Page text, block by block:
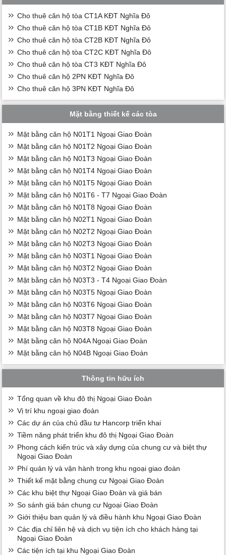
Cho thuê căn hộ tòa CT1A KĐT Nghĩa Đô
Cho thuê căn hộ tòa CT1B KĐT Nghĩa Đô
Cho thuê căn hộ tòa CT2B KĐT Nghĩa Đô
Cho thuê căn hộ tòa CT2C KĐT Nghĩa Đô
Cho thuê căn hộ tòa CT3 KĐT Nghĩa Đô
Cho thuê căn hộ 2PN KĐT Nghĩa Đô
Cho thuê căn hộ 3PN KĐT Nghĩa Đô
Mặt bằng thiết kế các tòa
Mặt bằng căn hộ N01T1 Ngoại Giao Đoàn
Mặt bằng căn hộ N01T2 Ngoại Giao Đoàn
Mặt bằng căn hộ N01T3 Ngoại Giao Đoàn
Mặt bằng căn hộ N01T4 Ngoại Giao Đoàn
Mặt bằng căn hộ N01T5 Ngoại Giao Đoàn
Mặt bằng căn hộ N01T6 - T7 Ngoại Giao Đoàn
Mặt bằng căn hộ N01T8 Ngoại Giao Đoàn
Mặt bằng căn hộ N02T1 Ngoại Giao Đoàn
Mặt bằng căn hộ N02T2 Ngoại Giao Đoàn
Mặt bằng căn hộ N02T3 Ngoại Giao Đoàn
Mặt bằng căn hộ N03T1 Ngoại Giao Đoàn
Mặt bằng căn hộ N03T2 Ngoại Giao Đoàn
Mặt bằng căn hộ N03T3 - T4 Ngoại Giao Đoàn
Mặt bằng căn hộ N03T5 Ngoại Giao Đoàn
Mặt bằng căn hộ N03T6 Ngoại Giao Đoàn
Mặt bằng căn hộ N03T7 Ngoại Giao Đoàn
Mặt bằng căn hộ N03T8 Ngoại Giao Đoàn
Mặt bằng căn hộ N04A Ngoại Giao Đoàn
Mặt bằng căn hộ N04B Ngoại Giao Đoàn
Thông tin hữu ích
Tổng quan về khu đô thị Ngoại Giao Đoàn
Vị trí khu ngoại giao đoàn
Các dự án của chủ đầu tư Hancorp triển khai
Tiềm năng phát triển khu đô thị Ngoại Giao Đoàn
Phong cách kiến trúc và xây dựng của chung cư và biệt thự
Ngoại Giao Đoàn
Phí quản lý và vận hành trong khu ngoại giao đoàn
Thiết kế mặt bằng chung cư Ngoại Giao Đoàn
Các khu biệt thự Ngoại Giao Đoàn và giá bán
So sánh giá bán chung cư Ngoại Giao Đoàn
Giới thiệu ban quản lý và điều hành khu Ngoại Giao Đoàn
Các địa chỉ liên hệ và dịch vụ tiện ích cho khách hàng tại
Ngoại Giao Đoàn
Các tiện ích tại khu Ngoại Giao Đoàn